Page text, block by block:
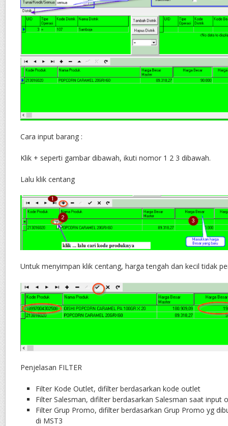
Cara input barang :
Klik + seperti gambar dibawah, ikuti nomor 1 2 3 dibawah.
Lalu klik centang
Untuk menyimpan klik centang, harga tengah dan kecil tidak
Penjelasan FILTER
Filter Kode Outlet, difilter berdasarkan kode outlet
Filter Salesman, difilter berdasarkan Salesman saat input
Filter Grup Promo, difilter berdasarkan Grup Promo yg
di MST3